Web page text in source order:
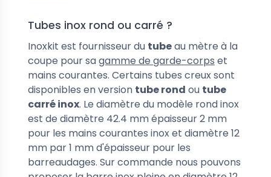
Tubes inox rond ou carré ?
Inoxkit est fournisseur du tubeau mètre à la
coupe pour sagamme de garde-corps et
mains courantes. Certains tubes creux sont
disponibles en version tube rond ou tube
carré inox. Le diamètre du modèle rond inox
est de diamètre 42.4 mm épaisseur 2 mm
pour les mains courantes inoxet diamètre 12
mm par 1 mm d'épaisseur pour les
barreaudages. Sur commande nous pouvons